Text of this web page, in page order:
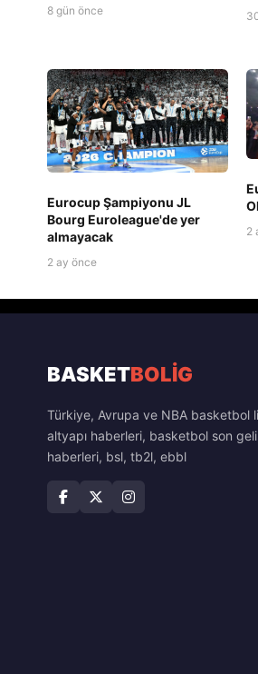
8 gün önce
Eurocup Şampiyonu JL
Bourg Euroleague'de yer
almayacak
2 ay önce
2
BASKETBOLİG
Türkiye, Avrupa ve NBA basketbol
altyapı haberleri, basketbol son
haberleri, bsl, tb2l, ebbl